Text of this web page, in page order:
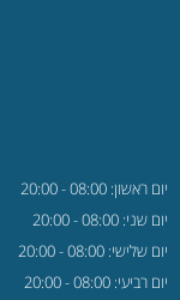
יום ראשון: 08:00 - 20:00
יום שני: 08:00 - 20:00
יום שלישי: 08:00 - 20:00
יום רביעי: 08:00 - 20:00